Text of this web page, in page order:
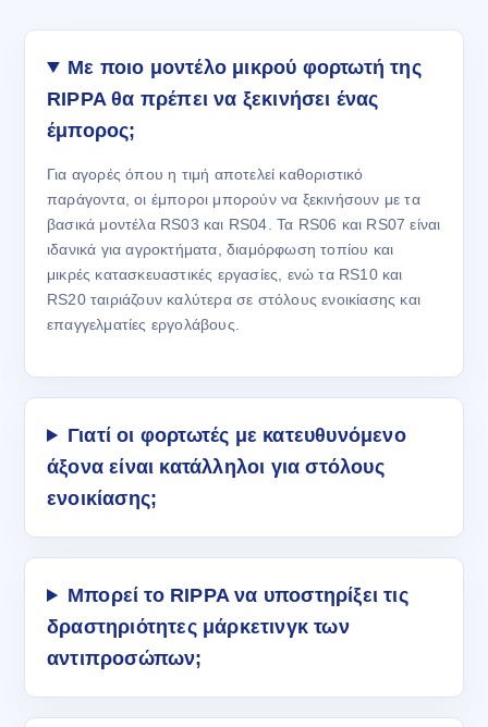
Με ποιο μοντέλο μικρού φορτωτή της
RIPPA θα πρέπει να ξεκινήσει ένας
έμπορος;
Για αγορές όπου η τιμή αποτελεί καθοριστικό
παράγοντα, οι έμποροι μπορούν να ξεκινήσουν με τα
βασικά μοντέλα RS03 και RS04. Τα RS06 και RS07 είναι
ιδανικά για αγροκτήματα, διαμόρφωση τοπίου και
μικρές κατασκευαστικές εργασίες, ενώ τα RS10 και
RS20 ταιριάζουν καλύτερα σε στόλους ενοικίασης και
επαγγελματίες εργολάβους.
Γιατί οι φορτωτές με κατευθυνόμενο
άξονα είναι κατάλληλοι για στόλους
ενοικίασης;
Μπορεί το RIPPA να υποστηρίξει τις
δραστηριότητες μάρκετινγκ των
αντιπροσώπων;